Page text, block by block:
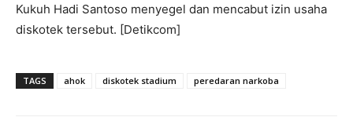
Kukuh Hadi Santoso menyegel dan mencabut izin usaha
diskotek tersebut. [Detikcom]
TAGS ahok diskotek stadium peredaran narkoba